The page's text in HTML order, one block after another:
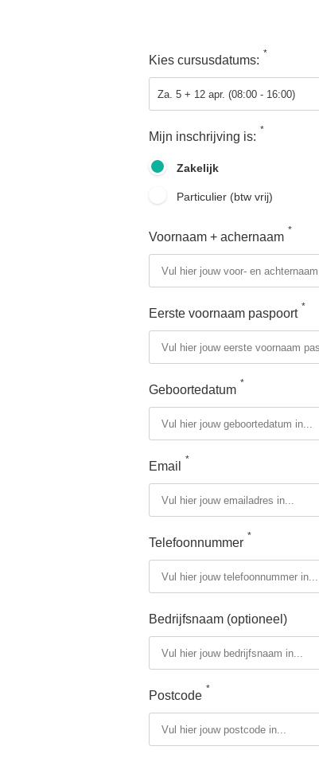
Kies cursusdatums: *
Mijn inschrijving is: *
Zakelijk
Particulier (btw vrij)
Voornaam + achernaam *
Eerste voornaam paspoort *
Geboortedatum *
Email *
Telefoonnummer *
Bedrijfsnaam (optioneel)
Postcode *